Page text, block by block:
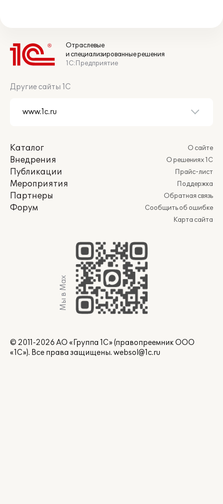
Отраслевые
и специализированные решения
1С:Предприятие
Другие сайты 1С
Каталог
Внедрения
Публикации
Мероприятия
Партнеры
Форум
О сайте
О решениях 1С
Прайс-лист
Поддержка
Обратная связь
Сообщить об ошибке
Карта сайта
Мы в Max
© 2011-2026 АО «Группа 1С» (правопреемник ООО
«1С»). Все права защищены. websol@1c.ru